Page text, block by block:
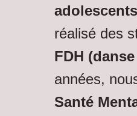
adolescents
réalisé des
FDH
années,
Santé